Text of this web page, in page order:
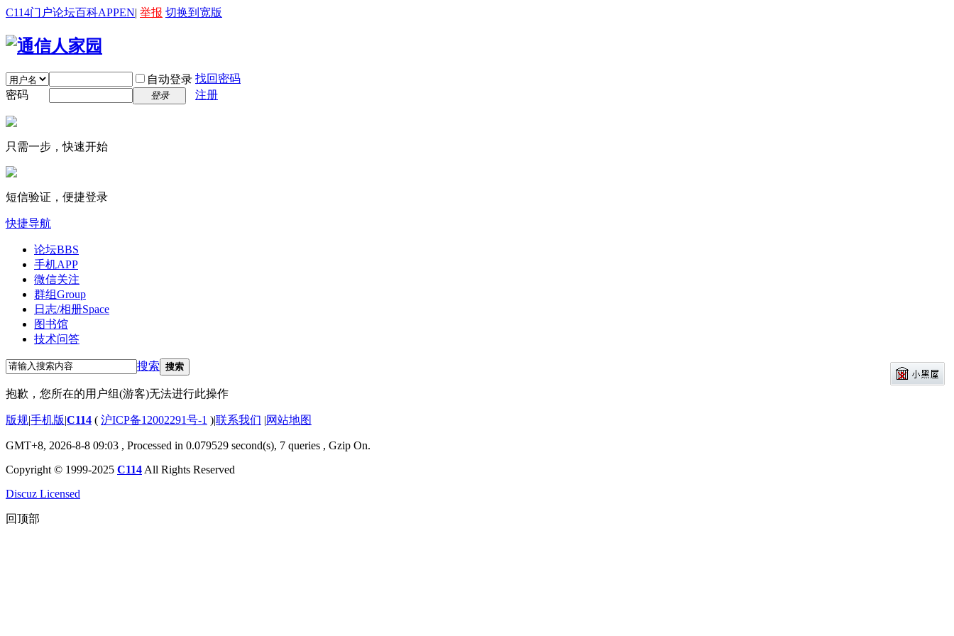
C114门户论坛百科APPEN| 举报 切换到宽版
自动登录 找回密码
密码
登录 注册
只需一步，快速开始
短信验证，便捷登录
快捷导航
论坛BBS
手机APP
微信关注
群组Group
日志/相册Space
图书馆
技术问答
搜索 搜索
抱歉，您所在的用户组(游客)无法进行此操作
版规|手机版|C114 ( 沪ICP备12002291号-1 )|联系我们 |网站地图
GMT+8, 2026-8-8 09:03 , Processed in 0.079529 second(s), 7 queries , Gzip On.
Copyright © 1999-2025 C114 All Rights Reserved
Discuz Licensed
回顶部